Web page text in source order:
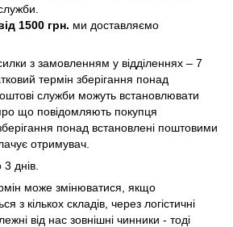
1500 грн. ми доставляємо
з замовленням у відділеннях – 7
термін зберігання понад
служби можуть встановлювати
що повідомляють покупця
понад вcтановлені поштовими
отримувач.
днів.
може змінюватися, якщо
з кількох складів, через логістичні
від нас зовнішні чинники - тоді